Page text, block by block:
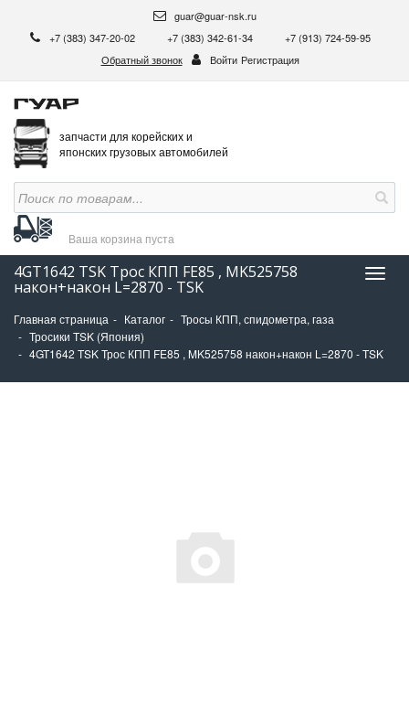
guar@guar-nsk.ru
+7 (383) 347-20-02
+7 (383) 342-61-34
+7 (913) 724-59-95
Обратный звонок
Войти Регистрация
запчасти для корейских и
японских грузовых автомобилей
Ваша корзина пуста
4GT1642 TSK Трос КПП FE85 , MK525758
након+након L=2870 - TSK
Главная страница Каталог
Тросы КПП, спидометра, газа
Тросики TSK (Япония)
4GT1642 TSK Трос КПП FE85 , MK525758 након+након L=2870 - TSK